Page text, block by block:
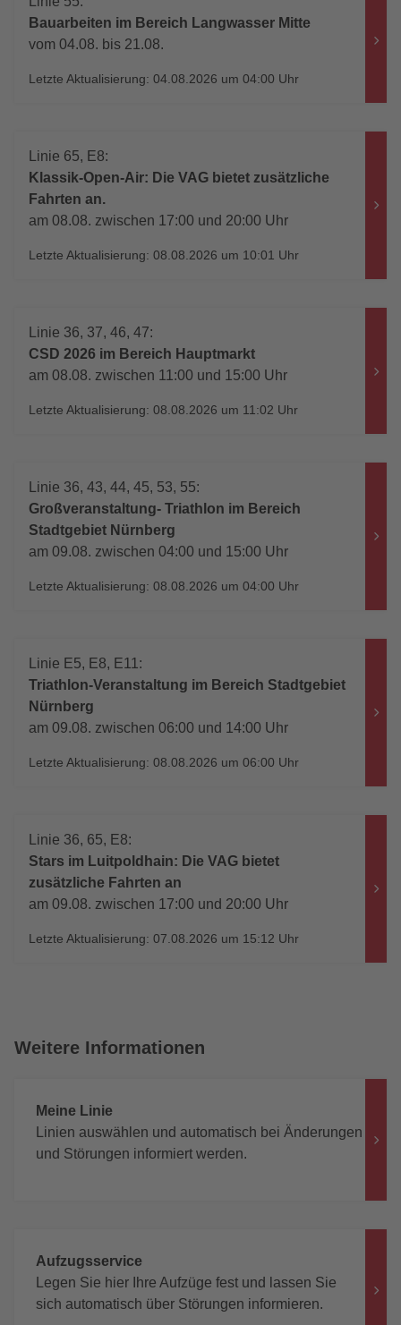
Bauarbeiten im Bereich Langwasser Mitte
vom 04.08. bis 21.08.
Letzte Aktualisierung: 04.08.2026 um 04:00 Uhr
Linie 65, E8:
Klassik-Open-Air: Die VAG bietet zusätzliche
Fahrten an.
am 08.08. zwischen 17:00 und 20:00 Uhr
Letzte Aktualisierung: 08.08.2026 um 10:01 Uhr
Linie 36, 37, 46, 47:
CSD 2026 im Bereich Hauptmarkt
am 08.08. zwischen 11:00 und 15:00 Uhr
Letzte Aktualisierung: 08.08.2026 um 11:02 Uhr
Linie 36, 43, 44, 45, 53, 55:
Großveranstaltung- Triathlon im Bereich
Stadtgebiet Nürnberg
am 09.08. zwischen 04:00 und 15:00 Uhr
Letzte Aktualisierung: 08.08.2026 um 04:00 Uhr
Linie E5, E8, E11:
Triathlon-Veranstaltung im Bereich Stadtgebiet
Nürnberg
am 09.08. zwischen 06:00 und 14:00 Uhr
Letzte Aktualisierung: 08.08.2026 um 06:00 Uhr
Linie 36, 65, E8:
Stars im Luitpoldhain: Die VAG bietet
zusätzliche Fahrten an
am 09.08. zwischen 17:00 und 20:00 Uhr
Letzte Aktualisierung: 07.08.2026 um 15:12 Uhr
Weitere Informationen
Meine Linie
Linien auswählen und automatisch bei Änderungen
und Störungen informiert werden.
Aufzugsservice
Legen Sie hier Ihre Aufzüge fest und lassen Sie
sich automatisch über Störungen informieren.